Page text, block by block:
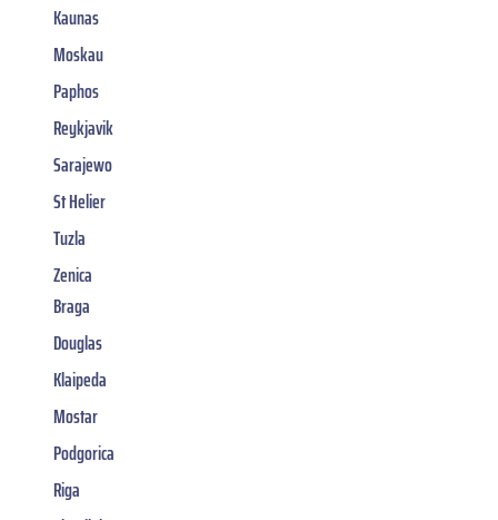
Kaunas
Moskau
Paphos
Reykjavik
Sarajewo
St Helier
Tuzla
Zenica
Braga
Douglas
Klaipeda
Mostar
Podgorica
Riga